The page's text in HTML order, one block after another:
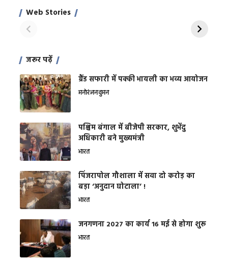
Web Stories
साहिल खान
जरूर पढ़ें
ग्रैंड सफारी में पक्की भायली का भव्य आयोजन
मनोरंजनवुमन
पश्चिम बंगाल में बीजेपी सरकार, शुभेंदु
अधिकारी बने मुख्यमंत्री
भारत
​पिंजरापोल गौशाला में सवा दो करोड़ का
बड़ा ‘अनुदान घोटाला’ !
भारत
जनगणना 2027 का कार्य 16 मई से होगा शुरू
भारत